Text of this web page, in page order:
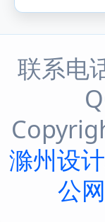
联系电
滁州设
公